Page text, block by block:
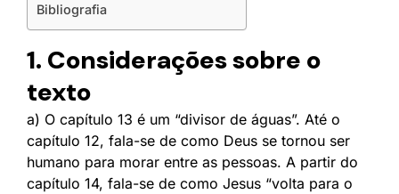
Bibliografia
1. Considerações sobre o
texto
a) O capítulo 13 é um “divisor de águas”. Até o
capítulo 12, fala-se de como Deus se tornou ser
humano para morar entre as pessoas. A partir do
capítulo 14, fala-se de como Jesus “volta para o